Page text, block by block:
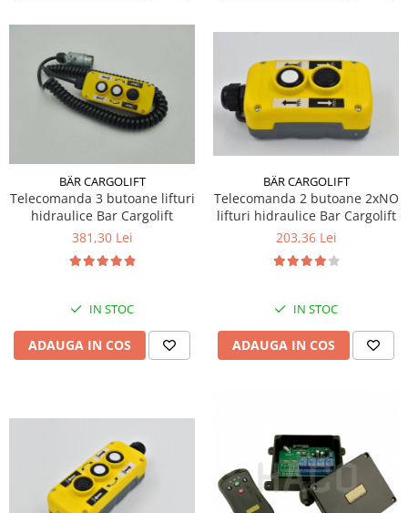
BÄR CARGOLIFT
Telecomanda 3 butoane lifturi
hidraulice Bar Cargolift
381,30 Lei
IN STOC
ADAUGA IN COS
BÄR CARGOLIFT
Telecomanda 2 butoane 2xNO
lifturi hidraulice Bar Cargolift
203,36 Lei
IN STOC
ADAUGA IN COS